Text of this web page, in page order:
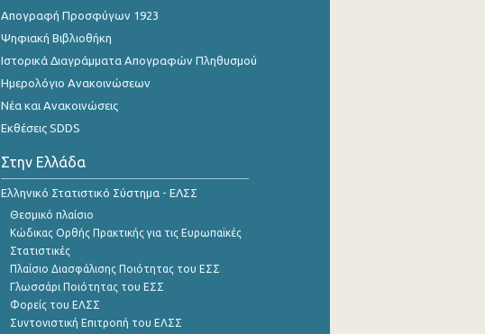
Απογραφή Προσφύγων 1923
Ψηφιακή Βιβλιοθήκη
Ιστορικά Διαγράμματα Απογραφών Πληθυσμού
Ημερολόγιο Ανακοινώσεων
Νέα και Ανακοινώσεις
Εκθέσεις SDDS
Στην Ελλάδα
Ελληνικό Στατιστικό Σύστημα - ΕΛΣΣ
Θεσμικό πλαίσιο
Κώδικας Ορθής Πρακτικής για τις Ευρωπαϊκές
Στατιστικές
Πλαίσιο Διασφάλισης Ποιότητας του ΕΣΣ
Γλωσσάρι Ποιότητας του ΕΣΣ
Φορείς του ΕΛΣΣ
Συντονιστική Επιτροπή του ΕΛΣΣ